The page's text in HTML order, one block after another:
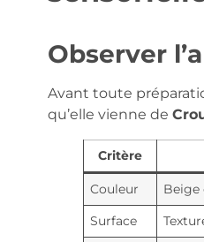
Observer
Avant toute
qu’elle vienne de
Critère
Couleur
Surface